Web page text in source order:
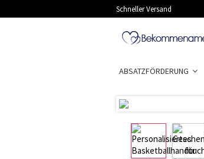
Schneller Versand
ABSATZFÖRDERUNG